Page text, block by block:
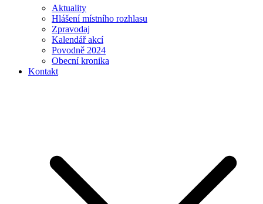
Aktuality
Hlášení místního rozhlasu
Zpravodaj
Kalendář akcí
Povodně 2024
Obecní kronika
Kontakt